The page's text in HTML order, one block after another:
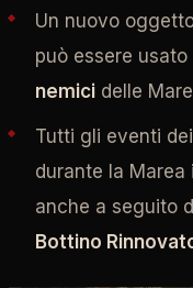
Un nuovo
può essere usato
nemicidelle
Tutti gli eventi
durante la Marea
anche a seguito
Bottino